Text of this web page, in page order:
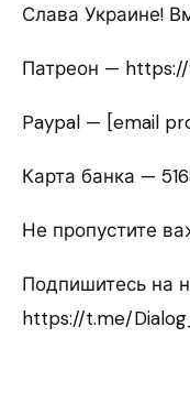
Слава Украине!
Патреон —
Paypal — [email
Карта банка —
Не пропустите
Подпишитесь на
https://t.me/